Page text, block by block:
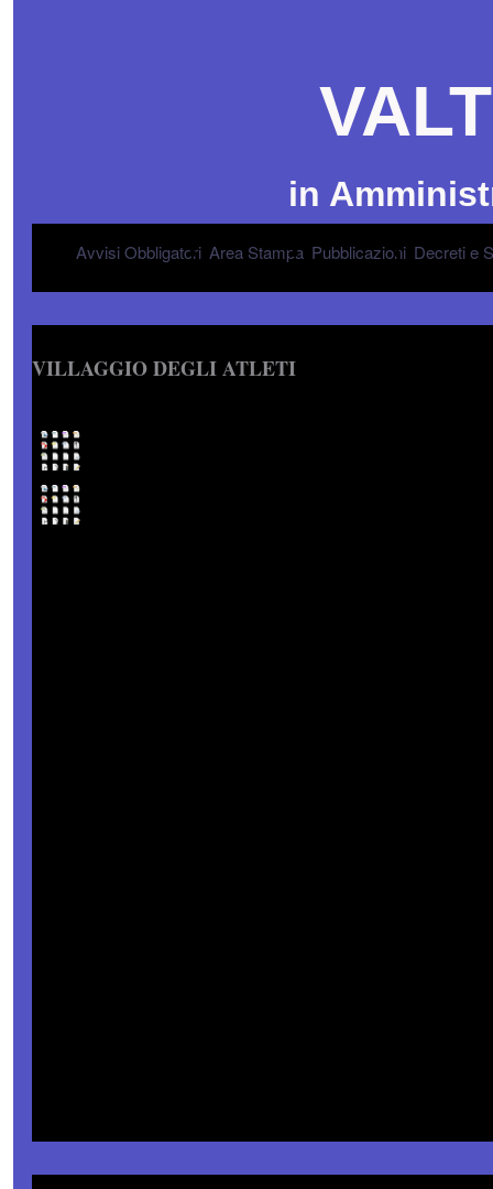
in
Avvisi Obbligatori Area Stampa Pubblicazioni Decreti e
VILLAGGIO DEGLI ATLETI